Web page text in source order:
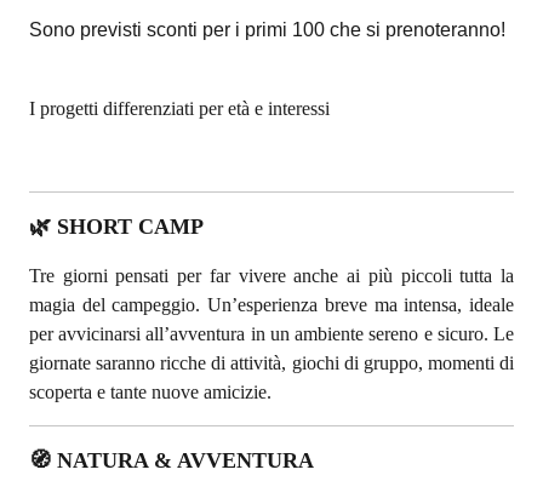
Sono previsti sconti per i primi 100 che si prenoteranno!
I progetti differenziati per età e interessi
🌿 SHORT CAMP
Tre giorni pensati per far vivere anche ai più piccoli tutta la
magia del campeggio. Un’esperienza breve ma intensa, ideale
per avvicinarsi all’avventura in un ambiente sereno e sicuro. Le
giornate saranno ricche di attività, giochi di gruppo, momenti di
scoperta e tante nuove amicizie.
🧭 NATURA & AVVENTURA